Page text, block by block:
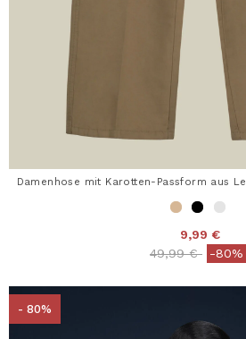
Damenhose mit Karotten-Passform aus
9,99 €
Price reduced
49,99 €to-80%
- 80%